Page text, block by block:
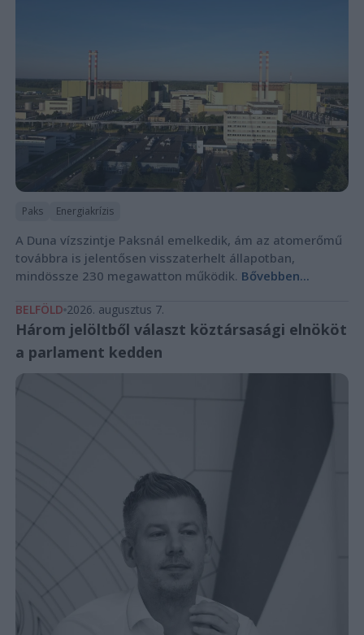
Paks Energiakrízis
A Duna vízszintje Paksnál emelkedik, ám az atomerőmű
továbbra is jelentősen visszaterhelt állapotban,
mindössze 230 megawatton működik. Bővebben...
BELFÖLD 2026. augusztus 7.
Három jelöltből választ köztársasági elnököt
a parlament kedden